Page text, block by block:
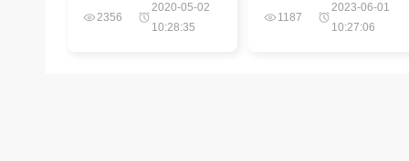
2356
2020-05-02
10:28:35
1187
2023-06-01
10:27:06